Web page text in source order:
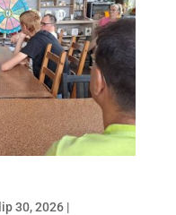
lip 30, 2026|